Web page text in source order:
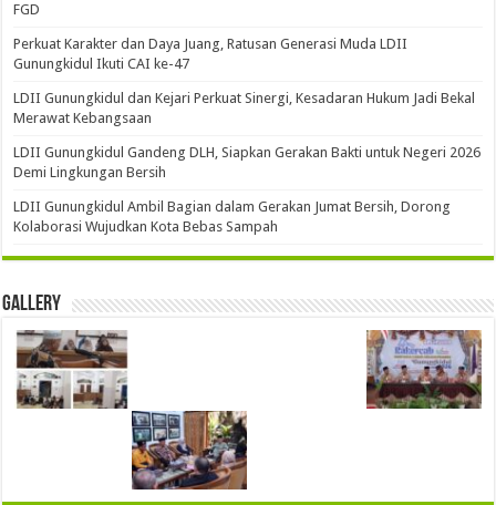
FGD
Perkuat Karakter dan Daya Juang, Ratusan Generasi Muda LDII
Gunungkidul Ikuti CAI ke-47
LDII Gunungkidul dan Kejari Perkuat Sinergi, Kesadaran Hukum Jadi Bekal
Merawat Kebangsaan
LDII Gunungkidul Gandeng DLH, Siapkan Gerakan Bakti untuk Negeri 2026
Demi Lingkungan Bersih
LDII Gunungkidul Ambil Bagian dalam Gerakan Jumat Bersih, Dorong
Kolaborasi Wujudkan Kota Bebas Sampah
Gallery